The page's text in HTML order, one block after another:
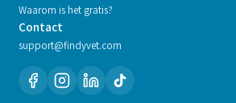
Waarom is het gratis?
Contact
support@findyvet.com